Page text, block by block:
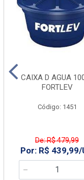
CAIXA D AGUA
FORTLEV
Código: 1451
De: R$ 479,99
Por: R$ 439,99/